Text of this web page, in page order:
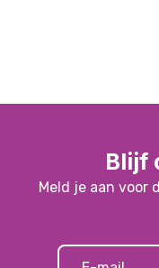
Blijf
Meld je aan voor